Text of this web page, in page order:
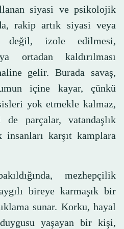
siyasi ve psikolojik
rakip artık siyasi veya
değil, izole edilmesi,
ortadan kaldırılması
gelir. Burada savaş,
içine kayar, çünkü
yok etmekle kalmaz,
de parçalar, vatandaşlık
insanları karşıt kamplara
mezhepçilik
bireye karmaşık bir
sunar. Korku, hayal
yaşayan bir kişi,